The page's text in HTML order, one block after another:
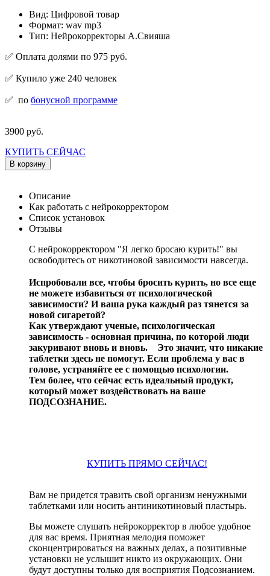
Вид: Цифровой товар
Формат: wav mp3
Тип: Нейрокорректоры А.Свияша
✅ Оплата долями по 975 руб.
✅ Купило уже 240 человек
✅ по бонусной программе
3900 руб.
КУПИТЬ СЕЙЧАС
В корзину
Описание
Как работать с нейрокорректором
Список установок
Отзывы
С нейрокорректором "Я легко бросаю курить!" вы
освободитесь от никотиновой зависимости навсегда.
Испробовали все, чтобы бросить курить, но все еще
не можете избавиться от психологической
зависимости? И ваша рука каждый раз тянется за
новой сигаретой?
Как утверждают ученые, психологическая
зависимость - основная причина, по которой люди
закуривают вновь и вновь.
Это значит, что никакие
таблетки здесь не помогут. Если проблема у вас в
голове, устраняйте ее с помощью психологии.
Тем более, что сейчас есть идеальный продукт,
который может воздействовать на ваше
ПОДСОЗНАНИЕ.
КУПИТЬ ПРЯМО СЕЙЧАС!
Вам не придется травить свой организм ненужными
таблетками или носить антиникотиновый пластырь.
Вы можете слушать нейрокорректор в любое удобное
для вас время. Приятная мелодия поможет
сконцентрироваться на важных делах, а позитивные
установки не услышит никто из окружающих. Они
будут доступны только для восприятия Подсознанием.